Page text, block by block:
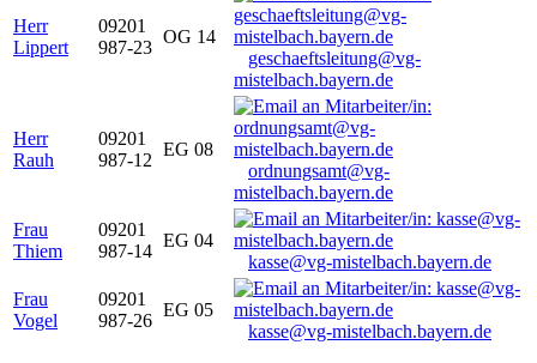
Herr
Lippert
09201
987-23
OG 14
geschaeftsleitung@vg-
mistelbach.bayern.de
Herr
Rauh
09201
987-12
EG 08
ordnungsamt@vg-
mistelbach.bayern.de
Frau
Thiem
09201
987-14
EG 04
kasse@vg-mistelbach.bayern.de
Frau
Vogel
09201
987-26
EG 05
kasse@vg-mistelbach.bayern.de